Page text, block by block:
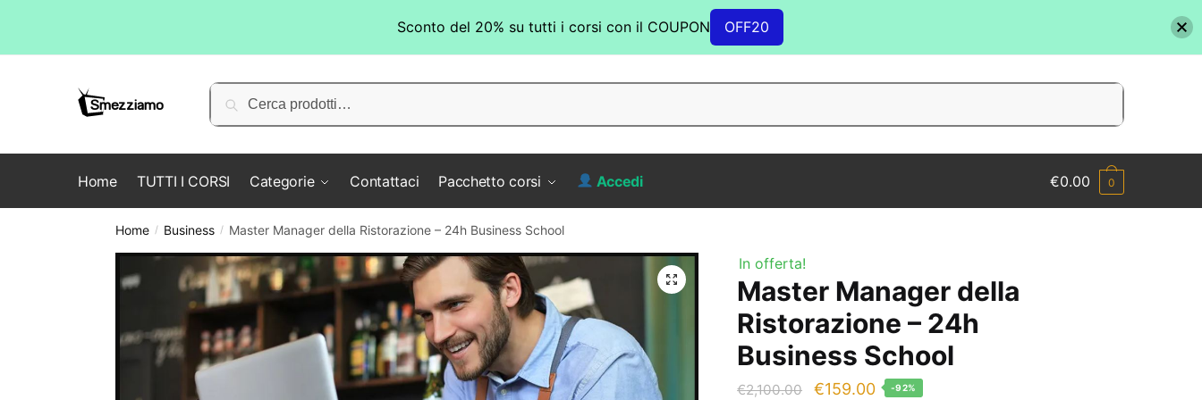
Cerca:
Cerca
Home TUTTI I CORSI Categorie Contattaci Pacchetto corsi Accedi €0.00 0
Home / Business / Master Manager della Ristorazione – 24h Business School
In offerta!
Master Manager della
Ristorazione – 24h
Business School
€2,100.00 Il
€159.00Il -92%
Sconto del 20% su tutti i corsi con il COUPON OFF20